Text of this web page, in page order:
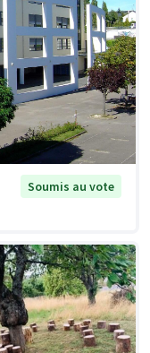
Soumis au vote